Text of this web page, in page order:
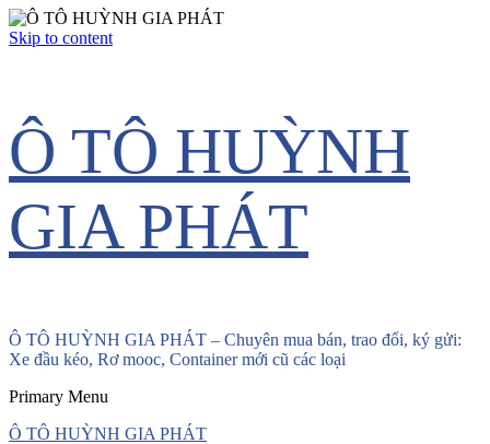
Skip to content
Ô TÔ HUỲNH
GIA PHÁT
Ô TÔ HUỲNH GIA PHÁT – Chuyên mua bán, trao đổi, ký gửi:
Xe đầu kéo, Rơ mooc, Container mới cũ các loại
Primary Menu
Ô TÔ HUỲNH GIA PHÁT